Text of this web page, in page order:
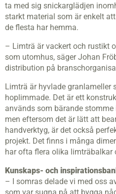
ta med sig snickarglädjen
starkt material som är enkelt
de flesta har hemma.
– Limträ är vackert och rustikt
som utomhus, säger Johan
distribution på
Limträ är hyvlade granlameller
hoplimmade. Det är ett
används som bärande
men eftersom det är lätt att
handverktyg, är det också
projekt. Det finns i många
har ofta flera olika limträbalkar
Kunskaps- och
– I somras delade vi med oss